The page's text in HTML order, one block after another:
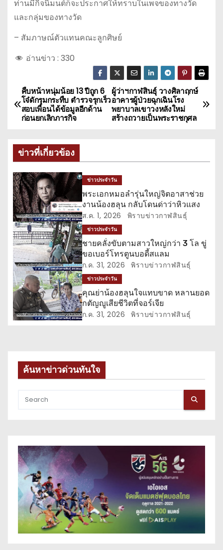
ท่านมีกิจนิมนต์ก็จะประกาศให้ทราบในเพจของทางวัด
และกลุ่มของทางวัด
– สัมภาษณ์ตัวแทนคณะลูกศิษย์
อ่านข่าว : 330
แ
น
แ
น
ว
เ
รื่
อ
ง
ผู้ว่าฯกาฬสินธุ์ วางศิลาฤกษ์
อาคารผู้ป่วยฉุกเฉินโรง
พยาบาลเขาวงหลังใหม่
สร้างถวายเป็นพระราชกุศล
คืบหน้าหนุ่มน้อย 13 ปีถูก 6
โจ๋ดักรุมกระทืบ ตำรวจรุกเร็ว
สอบเพื่อนได้ข้อมูลอีกด้าน
ก่อนยกเลิกภารกิจ
ข่าวที่เกี่ยวข้อง
ข่าวประจำวัน
พระเอกหมอลำรุ่นใหญ่จิตอาสาช่วย
งานน้องฮลุน กลับโดนด่าว่าหิวแสง
ส.ค. 1, 2026 พิราบข่าวกาฬสินธุ์
ข่าวประจำวัน
ชายคลั่งขับตามสาวใหญ่กว่า 3 โล ขู่
ขอเบอร์โทรตูนบอดี้สแลม
ก.ค. 31, 2026 พิราบข่าวกาฬสินธุ์
ข่าวประจำวัน
คุณย่าน้องฮลุนใจแทบขาด หลานยอด
กตัญญูเสียชีวิตที่จอร์เจีย
ก.ค. 31, 2026 พิราบข่าวกาฬสินธุ์
ค้นหาข่าวด่วนทันใจ